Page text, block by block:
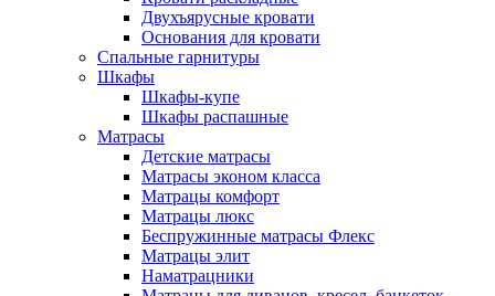
Двухъярусные кровати
Основания для кровати
Спальные гарнитуры
Шкафы
Шкафы-купе
Шкафы распашные
Матрасы
Детские матрасы
Матрасы эконом класса
Матрацы комфорт
Матрацы люкс
Беспружинные матрасы Флекс
Матрацы элит
Наматрацники